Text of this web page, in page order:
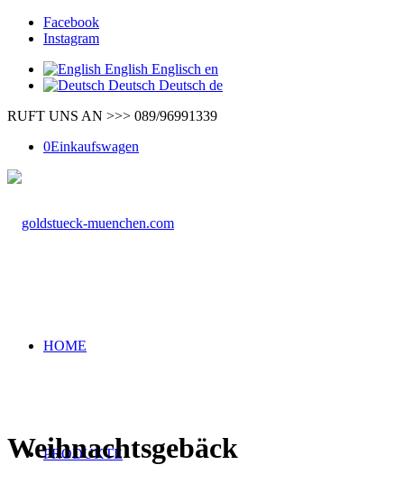
Facebook
Instagram
English Englisch en
Deutsch Deutsch de
RUFT UNS AN >>> 089/96991339
0Einkaufswagen
HOME
PRODUKTE
Weihnachtsgebäck